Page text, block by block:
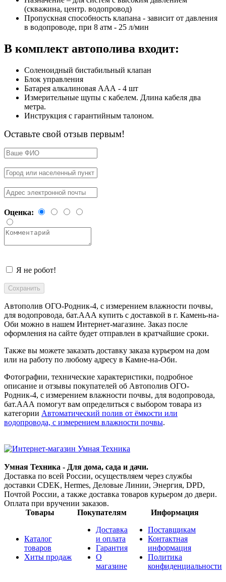
(скважина, центр. водопровод)
Пропускная способность клапана - зависит от давления
в водопроводе, при 8 атм - 25 л/мин
В комплект автополива входит:
Соленоидный бистабильный клапан
Блок управления
Батарея алкалиновая ААА - 4 шт
Измерительные щупы с кабелем. Длина кабеля два
метра.
Инструкция с гарантийным талоном.
Оставьте свой отзыв первым!
Оценка:
Я не робот!
Автополив ОГО-Родник-4, с измерением влажности почвы,
для водопровода, бат.ААА купить с доставкой в г. Камень-на-
Оби можно в нашем Интернет-магазине. Заказ после
оформления на сайте будет отправлен в кратчайшие сроки.
Также вы можете заказать доставку заказа курьером на дом
или на работу по любому адресу в Камне-на-Оби.
Фотографии, технические характеристики, подробное
описание и отзывы покупателей об Автополив ОГО-
Родник-4, с измерением влажности почвы, для водопровода,
бат.ААА помогут вам определиться с выбором товара из
категории Автоматический полив от ёмкости или
водопровода, с измерением влажности почвы.
Умная Техника - Для дома, сада и дачи.
Доставка по всей России, осуществляем через службы
доставки CDEK, Hermes, Деловые Линии, Энергия, DPD,
Почтой России, а также доставка товаров курьером до двери.
Оплата при вручении заказов.
Товары
Покупателям Информация
Каталог
товаров
Хиты продаж
Доставка
и оплата
Гарантия
О
магазине
Поставщикам
Контактная
информация
Политика
конфиденциальности